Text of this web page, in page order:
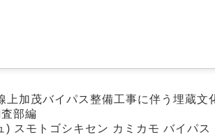
加茂バイパス整備工事に伴う埋蔵文
部編
) スモトゴシキセン カミカモ バイパ